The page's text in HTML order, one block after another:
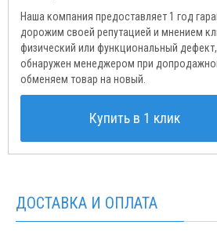
Наша компания предоставляет 1 год
дорожим своей репутацией и мнением
физический или функциональный
обнаружен менеджером при
обменяем товар на новый.
Купить в 1 клик
ДОСТАВКА И ОПЛАТА